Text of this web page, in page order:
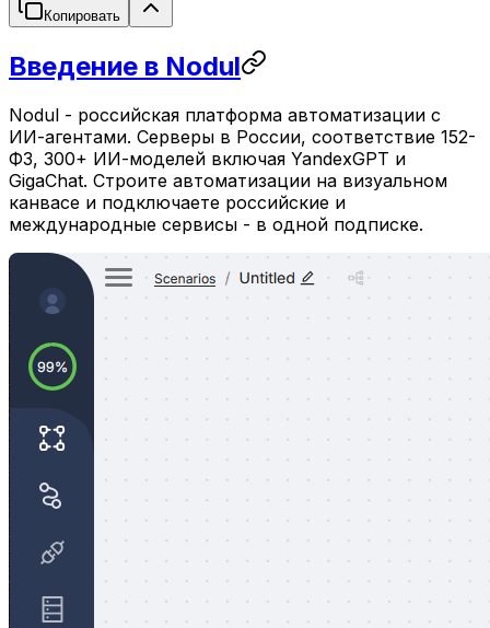
Копировать
Введение в Nodul
Nodul - российская платформа автоматизации с
ИИ-агентами. Серверы в России, соответствие 152-
ФЗ, 300+ ИИ-моделей включая YandexGPT и
GigaChat. Строите автоматизации на визуальном
канвасе и подключаете российские и
международные сервисы - в одной подписке.